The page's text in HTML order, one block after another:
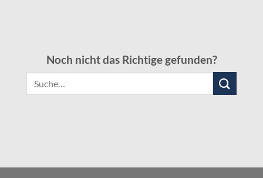
Noch nicht das Richtige gefunden?
Suche
nach: